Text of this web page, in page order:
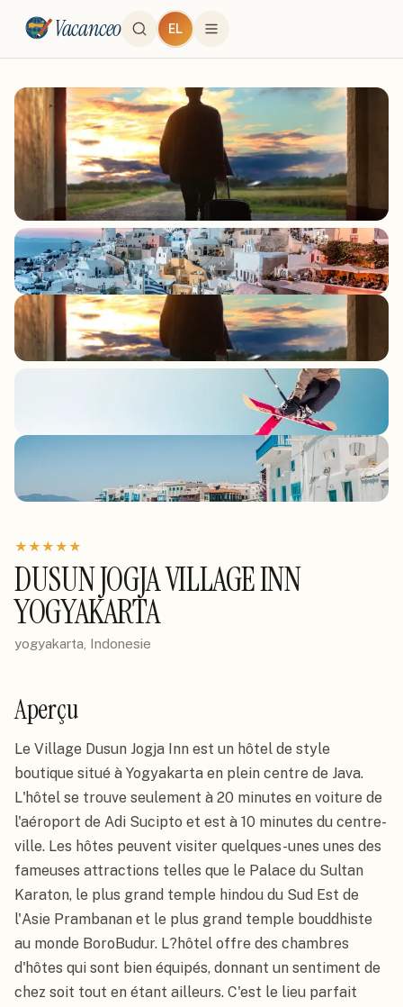
Vacanceo EL
★★★★★
DUSUN JOGJA VILLAGE INN
YOGYAKARTA
yogyakarta, Indonesie
Aperçu
Le Village Dusun Jogja Inn est un hôtel de style
boutique situé à Yogyakarta en plein centre de Java.
L'hôtel se trouve seulement à 20 minutes en voiture de
l'aéroport de Adi Sucipto et est à 10 minutes du centre-
ville. Les hôtes peuvent visiter quelques-unes unes des
fameuses attractions telles que le Palace du Sultan
Karaton, le plus grand temple hindou du Sud Est de
l'Asie Prambanan et le plus grand temple bouddhiste
au monde BoroBudur. L?hôtel offre des chambres
d'hôtes qui sont bien équipés, donnant un sentiment de
chez soit tout en étant ailleurs. C'est le lieu parfait